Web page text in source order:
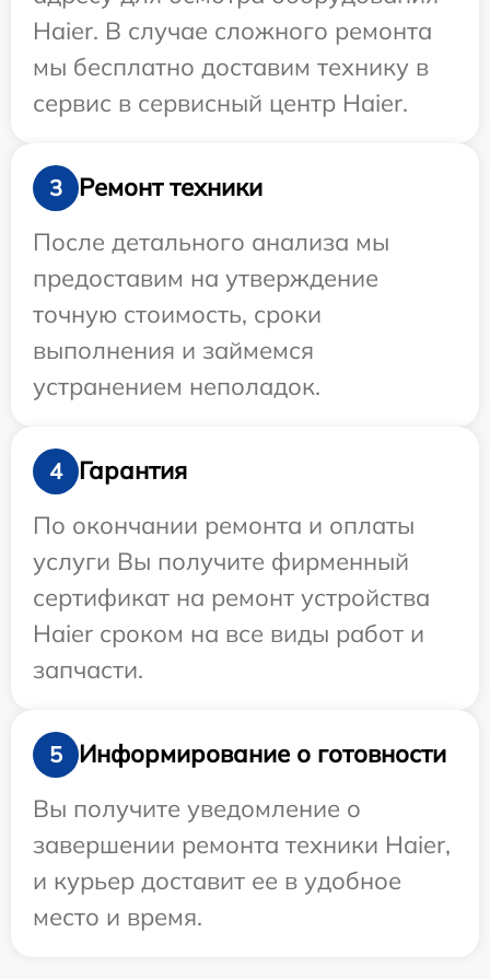
Haier. В случае сложного ремонта
мы бесплатно доставим технику в
сервис в сервисный центр Haier.
3
Ремонт техники
После детального анализа мы
предоставим на утверждение
точную стоимость, сроки
выполнения и займемся
устранением неполадок.
4
Гарантия
По окончании ремонта и оплаты
услуги Вы получите фирменный
сертификат на ремонт устройства
Haier сроком на все виды работ и
запчасти.
5
Информирование о готовности
Вы получите уведомление о
завершении ремонта техники Haier,
и курьер доставит ее в удобное
место и время.